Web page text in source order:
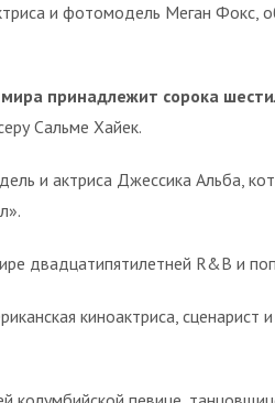
и фотомодель Меган Фокс,
принадлежит сорока
Сальме Хайек.
и актриса Джессика Альба,
двадцатипятилетней R&B и
киноактриса, сценарист